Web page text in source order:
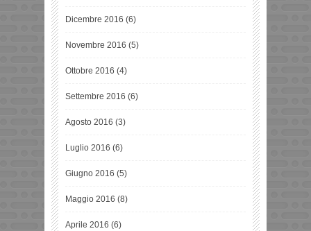
Dicembre 2016 (6)
Novembre 2016 (5)
Ottobre 2016 (4)
Settembre 2016 (6)
Agosto 2016 (3)
Luglio 2016 (6)
Giugno 2016 (5)
Maggio 2016 (8)
Aprile 2016 (6)